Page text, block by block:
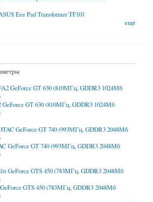
Eee Pad Transformer TF101
ещё
GeForce GT 630 (810МГц, GDDR3 1024Мб
GeForce GT 740 (993МГц, GDDR3 2048Мб
GTS 450 (783МГц, GDDR3 2048Мб